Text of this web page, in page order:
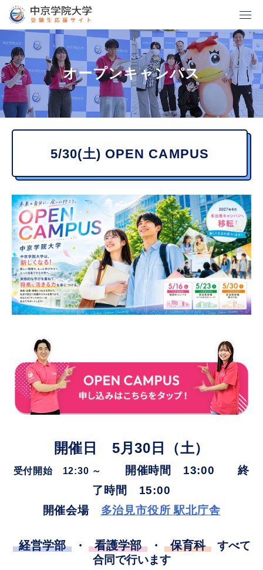
ロ
ー
バ
ル
ナ
文
へ
ー
カ
ル
ナ
ビ
ッ
タ
ー
へ
オープンキャンパス
5/30(土) OPEN CAMPUS
開催日 5月30日（土）
受付開始 12:30 ～
開催時間 13:00 終
了時間 15:00
開催会場 多治見市役所 駅北庁舎
経営学部 ・ 看護学部 ・ 保育科
すべて
合同で行います